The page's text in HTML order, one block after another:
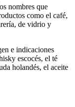
nombres que
como el café,
de vidrio y
e indicaciones
escocés, el té
holandés, el aceite